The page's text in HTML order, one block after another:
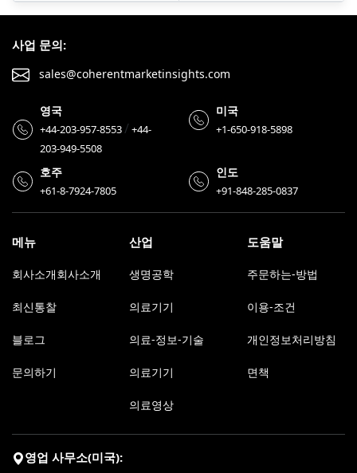
사업 문의:
sales@coherentmarketinsights.com
영국
+44-203-957-8553/+44-
203-949-5508
미국
+1-650-918-5898
호주
+61-8-7924-7805
인도
+91-848-285-0837
메뉴
회사소개회사소개
최신통찰
블로그
문의하기
산업
생명공학
의료기기
의료-정보-기술
의료기기
의료영상
도움말
주문하는-방법
이용-조건
개인정보처리방침
면책
영업 사무소(미국):